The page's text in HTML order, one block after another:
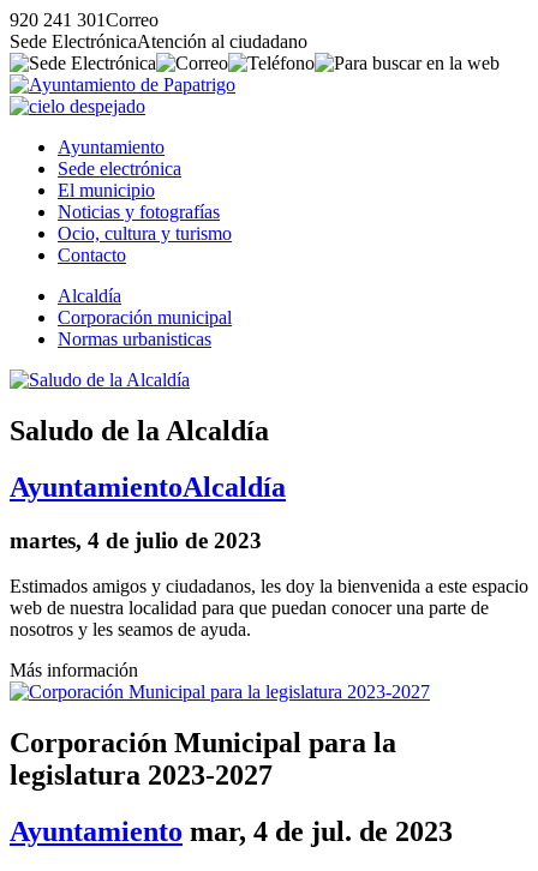
920 241 301Correo
Sede ElectrónicaAtención al ciudadano
Ayuntamiento
Sede electrónica
El municipio
Noticias y fotografías
Ocio, cultura y turismo
Contacto
Alcaldía
Corporación municipal
Normas urbanisticas
Saludo de la Alcaldía
AyuntamientoAlcaldía
martes, 4 de julio de 2023
Estimados amigos y ciudadanos, les doy la bienvenida a este espacio
web de nuestra localidad para que puedan conocer una parte de
nosotros y les seamos de ayuda.
Más información
Corporación Municipal para la
legislatura 2023-2027
Ayuntamiento mar, 4 de jul. de 2023